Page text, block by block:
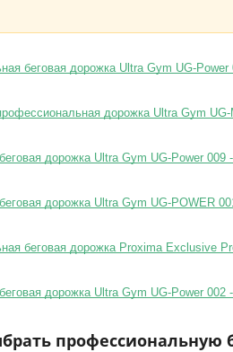
беговая дорожка Ultra Gym UG-Power
дорожка Ultra Gym UG-
дорожка Ultra Gym UG-Power 009
дорожка Ultra Gym UG-POWER
беговая дорожка Proxima Exclusive
дорожка Ultra Gym UG-Power 002